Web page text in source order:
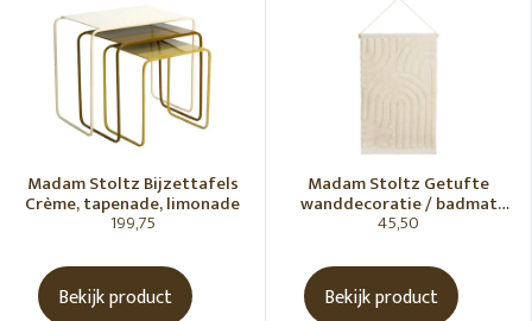
Madam Stoltz Bijzettafels
Crème, tapenade, limonade
199,75
Bekijk product
Madam Stoltz Getufte
wanddecoratie / badmat
Vanille
45,50
Bekijk product